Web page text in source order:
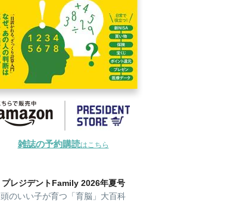
雑誌の予約購読はこちら
プレジデントFamily 2026年夏号
頭のいい子が育つ「育脳」大百科